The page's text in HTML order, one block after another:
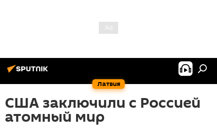
Латвия
США заключили с Россией
атомный мир